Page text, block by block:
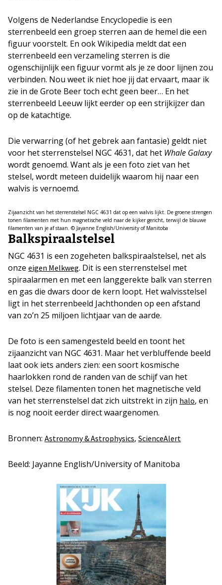
Volgens de Nederlandse Encyclopedie is een
sterrenbeeld een groep sterren aan de hemel die een
figuur voorstelt. En ook Wikipedia meldt dat een
sterrenbeeld een verzameling sterren is die
ogenschijnlijk een figuur vormt als je ze door lijnen zou
verbinden. Nou weet ik niet hoe jij dat ervaart, maar ik
zie in de Grote Beer toch echt geen beer… En het
sterrenbeeld Leeuw lijkt eerder op een strijkijzer dan
op de katachtige.
Die verwarring (of het gebrek aan fantasie) geldt niet
voor het sterrenstelsel NGC 4631, dat het Whale Galaxy
wordt genoemd. Want als je een foto ziet van het
stelsel, wordt meteen duidelijk waarom hij naar een
walvis is vernoemd.
Zijaanzicht van het sterrenstelsel NGC 4631 dat op een walvis lijkt. De groene strengen
tonen filamenten met hun magnetische veld naar de kijker gericht, terwijl de blauwe
filamenten van je af staan. © Jayanne English/University of Manitoba
Balkspiraalstelsel
NGC 4631 is een zogeheten balkspiraalstelsel, net als
onze eigen Melkweg. Dit is een sterrenstelsel met
spiraalarmen en met een langgerekte balk van sterren
en gas die dwars door de kern loopt. Het walvisstelsel
ligt in het sterrenbeeld Jachthonden op een afstand
van zo’n 25 miljoen lichtjaar van de aarde.
De foto is een samengesteld beeld en toont het
zijaanzicht van NGC 4631. Maar het verbluffende beeld
laat ook iets anders zien: een soort kosmische
haarlokken rond de randen van de schijf van het
stelsel. Deze filamenten tonen het magnetische veld
van het sterrenstelsel dat zich uitstrekt in zijn halo, en
is nog nooit eerder direct waargenomen.
Bronnen: Astronomy & Astrophysics, ScienceAlert
Beeld: Jayanne English/University of Manitoba